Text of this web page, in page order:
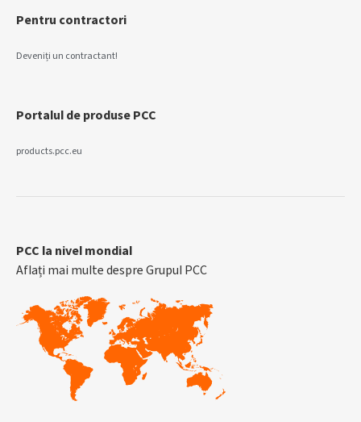
Pentru contractori
Deveniți un contractant!
Portalul de produse PCC
products.pcc.eu
PCC la nivel mondial
Aflați mai multe despre Grupul PCC